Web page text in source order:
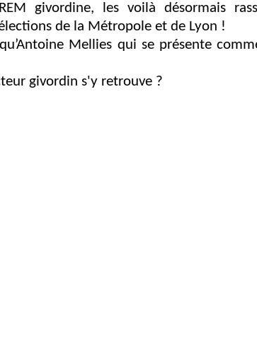
givordine, les voilà désormais
de la Métropole et de Lyon !
Mellies qui se présente
givordin s'y retrouve ?